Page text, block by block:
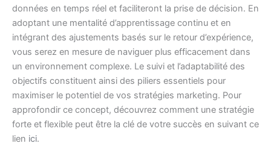
données en temps réel et faciliteront la prise de décision. En
adoptant une mentalité d’apprentissage continu et en
intégrant des ajustements basés sur le retour d’expérience,
vous serez en mesure de naviguer plus efficacement dans
un environnement complexe. Le suivi et l’adaptabilité des
objectifs constituent ainsi des piliers essentiels pour
maximiser le potentiel de vos stratégies marketing. Pour
approfondir ce concept, découvrez comment une stratégie
forte et flexible peut être la clé de votre succès en suivant ce
lien ici.